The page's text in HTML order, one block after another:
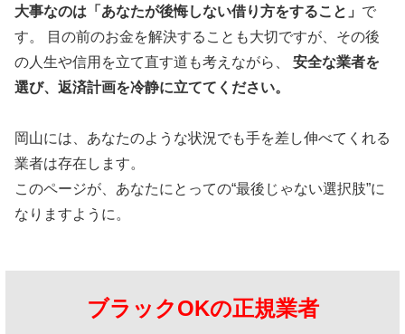
大事なのは「あなたが後悔しない借り方をすること」 で
す。 目の前のお金を解決することも大切ですが、その後
の人生や信用を立て直す道も考えながら、 安全な業者を
選び、返済計画を冷静に立ててください。
岡山には、あなたのような状況でも手を差し伸べてくれる
業者は存在します。
このページが、あなたにとっての“最後じゃない選択肢”に
なりますように。
ブラックOKの正規業者